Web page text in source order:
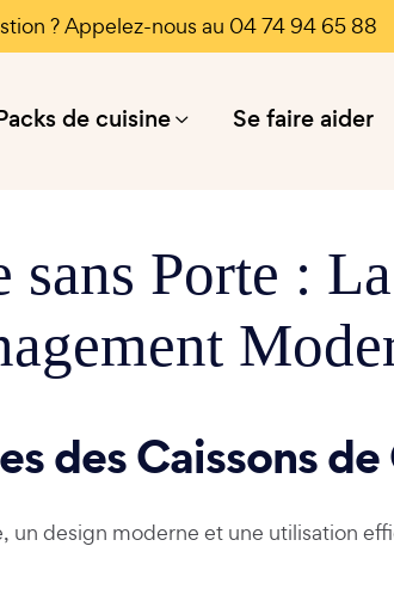
? Appelez-nous au 04 74 94 65 88
de cuisine Se faire aider
sans Porte :
des Caissons
un design moderne et une utilisation